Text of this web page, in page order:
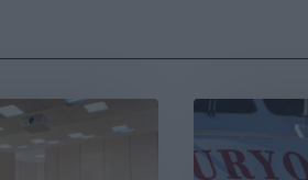
Σι Τζέι Χάρις: «Να
πολλές νίκες μαζί»